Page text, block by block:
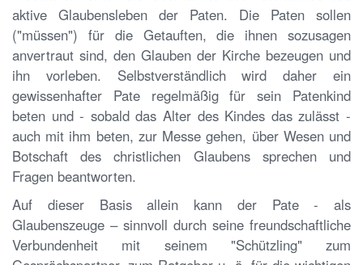
aktive Glaubensleben der Paten. Die Paten sollen
("müssen") für die Getauften, die ihnen sozusagen
anvertraut sind, den Glauben der Kirche bezeugen und
ihn vorleben. Selbstverständlich wird daher ein
gewissenhafter Pate regelmäßig für sein Patenkind
beten und - sobald das Alter des Kindes das zulässt -
auch mit ihm beten, zur Messe gehen, über Wesen und
Botschaft des christlichen Glaubens sprechen und
Fragen beantworten.
Auf dieser Basis allein kann der Pate - als
Glaubenszeuge – sinnvoll durch seine freundschaftliche
Verbundenheit mit seinem "Schützling" zum